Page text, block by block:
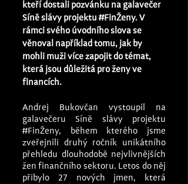
kteří dostali pozvánku na galavečer
Síně slávy projektu #FinŽeny. V
rámci svého úvodního slova se
věnoval například tomu, jak by
mohli muži více zapojit do témat,
která jsou důležitá pro ženy ve
financích.
Andrej Bukovčan vystoupil na
#FinŽeny, během kterého jsme
zveřejnili druhý ročník unikátního
přehledu dlouhodobě nejvlivnějších
žen finančního sektoru. Letos do něj
přibylo 27 nových jmen, která